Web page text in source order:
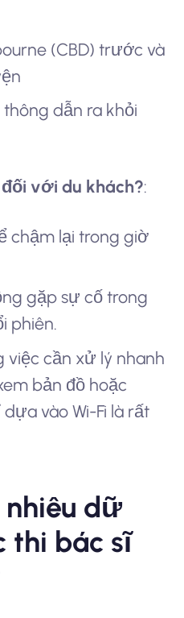
(CBD) trước và
dẫn ra khỏi
với du khách?:
chậm lại trong giờ
gặp sự cố trong
phiên.
cần xử lý nhanh
bản đồ hoặc
vào Wi-Fi là rất
nhiêu dữ
thi bác sĩ